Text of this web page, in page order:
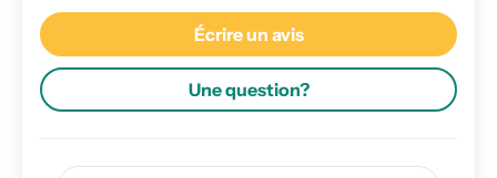
Écrire un avis
Une question?